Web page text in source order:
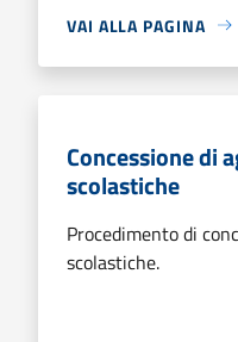
VAI ALLA PAGINA
Concessione di
scolastiche
Procedimento di
scolastiche.